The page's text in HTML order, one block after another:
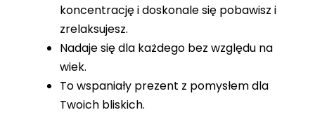
koncentrację i doskonale się pobawisz i
zrelaksujesz.
Nadaje się dla każdego bez względu na
wiek.
To wspaniały prezent z pomysłem dla
Twoich bliskich.